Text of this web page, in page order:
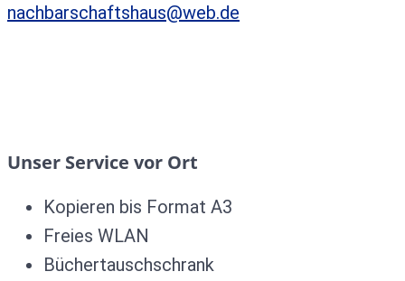
nachbarschaftshaus@web.de
Unser Service vor Ort
Kopieren bis Format A3
Freies WLAN
Büchertauschschrank